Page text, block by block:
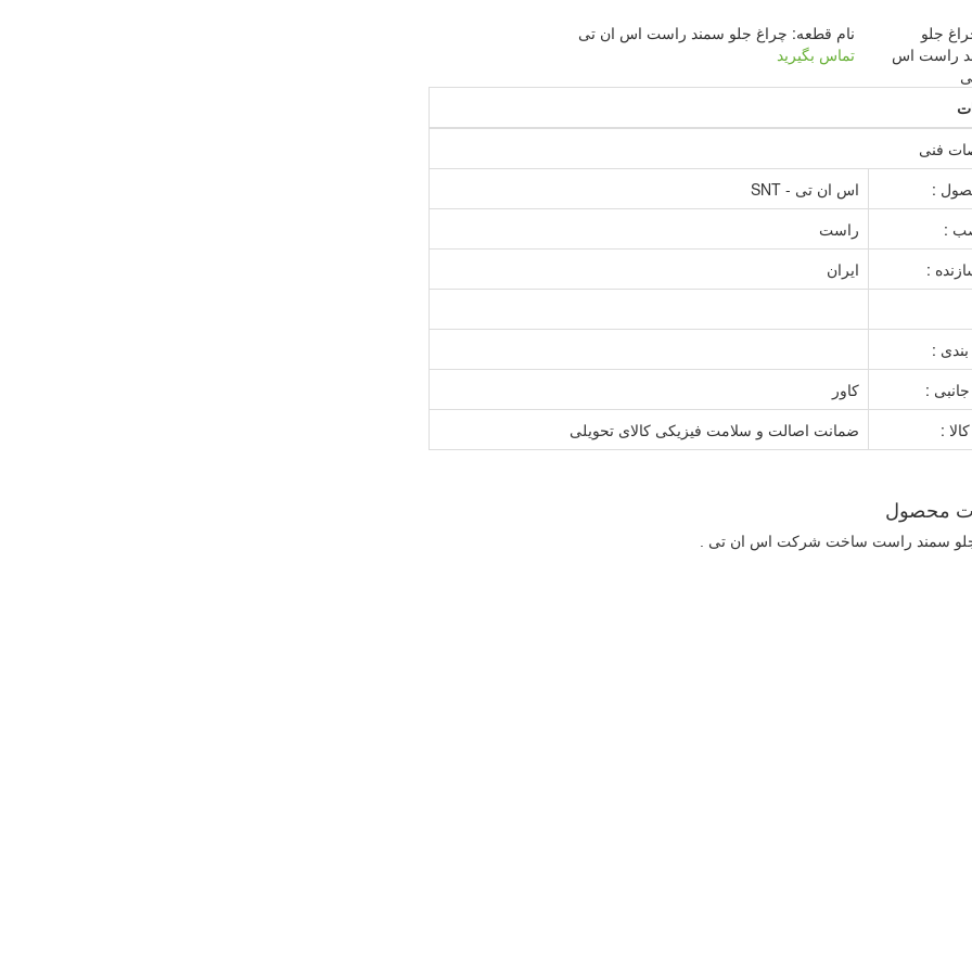
نام قطعه: چراغ جلو سمند راست اس ان تی
تماس بگیرید
فنی
:
اس ان تی - SNT
:
راست
:
ایران
:
:
کاور
:
ضمانت اصالت و سلامت فیزیکی کالای تحویلی
محصول
سمند راست ساخت شرکت اس ان تی .